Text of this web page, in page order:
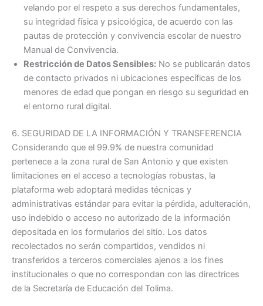
velando por el respeto a sus derechos fundamentales,
su integridad física y psicológica, de acuerdo con las
pautas de protección y convivencia escolar de nuestro
Manual de Convivencia.
Restricción de Datos Sensibles: No se publicarán datos
de contacto privados ni ubicaciones específicas de los
menores de edad que pongan en riesgo su seguridad en
el entorno rural digital.
6. SEGURIDAD DE LA INFORMACIÓN Y TRANSFERENCIA
Considerando que el 99.9% de nuestra comunidad
pertenece a la zona rural de San Antonio y que existen
limitaciones en el acceso a tecnologías robustas, la
plataforma web adoptará medidas técnicas y
administrativas estándar para evitar la pérdida, adulteración,
uso indebido o acceso no autorizado de la información
depositada en los formularios del sitio. Los datos
recolectados no serán compartidos, vendidos ni
transferidos a terceros comerciales ajenos a los fines
institucionales o que no correspondan con las directrices
de la Secretaría de Educación del Tolima.